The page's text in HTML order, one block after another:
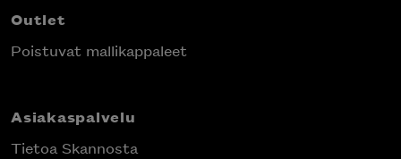
Outlet
Poistuvat mallikappaleet
Asiakaspalvelu
Tietoa Skannosta